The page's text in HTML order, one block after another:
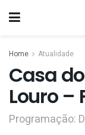
Home Atualidade
Casa
Louro –
Programação: